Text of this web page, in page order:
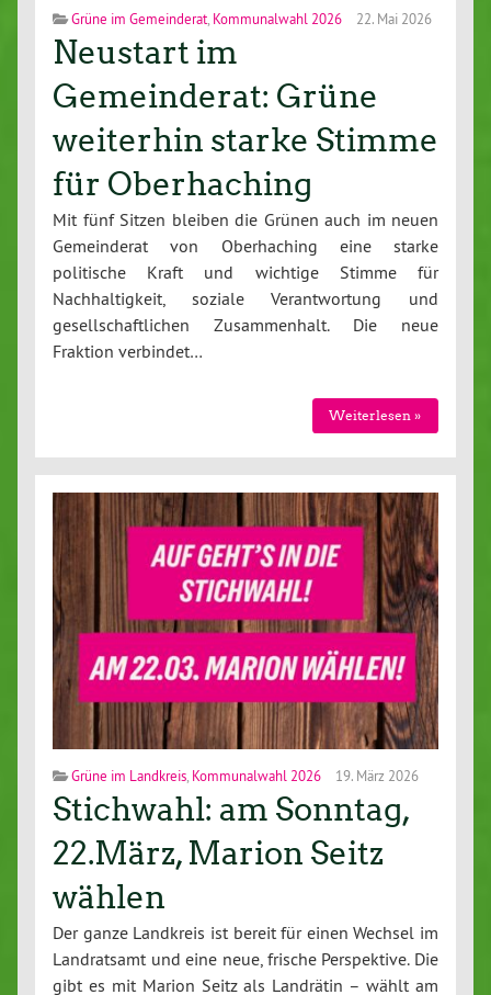
Grüne im Gemeinderat Kommunalwahl 2026 22. Mai 2026
Neustart im
Gemeinderat: Grüne
weiterhin starke Stimme
für Oberhaching
Mit fünf Sitzen bleiben die Grünen auch im neuen
Gemeinderat von Oberhaching eine starke
politische Kraft und wichtige Stimme für
Nachhaltigkeit, soziale Verantwortung und
gesellschaftlichen Zusammenhalt. Die neue
Fraktion verbindet…
Weiterlesen »
Grüne im Landkreis, Kommunalwahl 2026 19. März 2026
Stichwahl: am Sonntag,
22.März, Marion Seitz
wählen
Der ganze Landkreis ist bereit für einen Wechsel im
Landratsamt und eine neue, frische Perspektive. Die
gibt es mit Marion Seitz als Landrätin – wählt am